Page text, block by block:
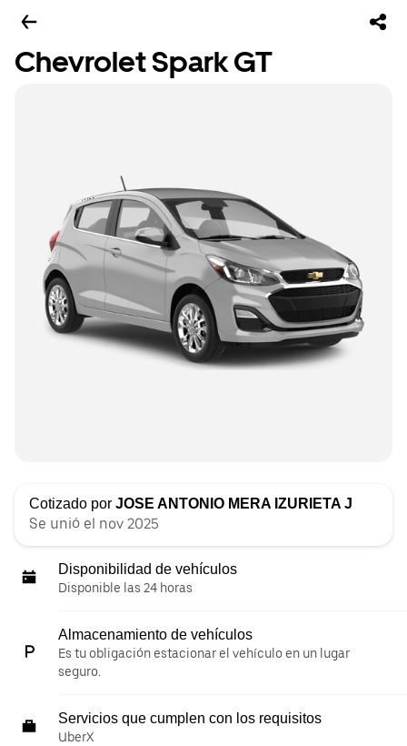
Chevrolet Spark GT
Cotizado por JOSE ANTONIO MERA IZURIETA J
Se unió el nov 2025
Disponibilidad de vehículos
Disponible las 24 horas
Almacenamiento de vehículos
Es tu obligación estacionar el vehículo en un lugar
seguro.
Servicios que cumplen con los requisitos
UberX